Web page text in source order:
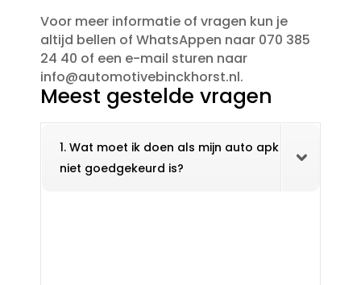
Voor meer informatie of vragen kun je
altijd bellen of WhatsAppen naar 070 385
24 40 of een e-mail sturen naar
info@automotivebinckhorst.​nl.​
Meest gestelde vragen
1. Wat moet ik doen als mijn auto apk
niet goedgekeurd is?